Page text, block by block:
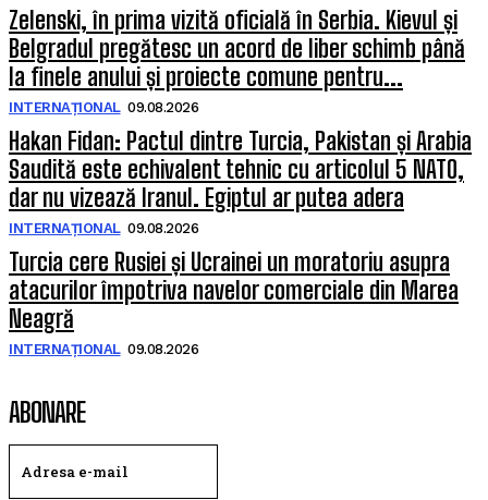
Zelenski, în prima vizită oficială în Serbia. Kievul și
Belgradul pregătesc un acord de liber schimb până
la finele anului și proiecte comune pentru...
INTERNAȚIONAL 09.08.2026
Hakan Fidan: Pactul dintre Turcia, Pakistan și Arabia
Saudită este echivalent tehnic cu articolul 5 NATO,
dar nu vizează Iranul. Egiptul ar putea adera
INTERNAȚIONAL 09.08.2026
Turcia cere Rusiei și Ucrainei un moratoriu asupra
atacurilor împotriva navelor comerciale din Marea
Neagră
INTERNAȚIONAL 09.08.2026
ABONARE